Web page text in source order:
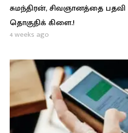
சுமந்திரன், சிவஞானத்தை
தொகுதிக் கிளை.!
4 weeks ago